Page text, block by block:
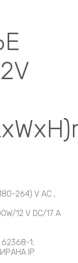
264) V AC ,
12 V DC/17 A
1;
IP